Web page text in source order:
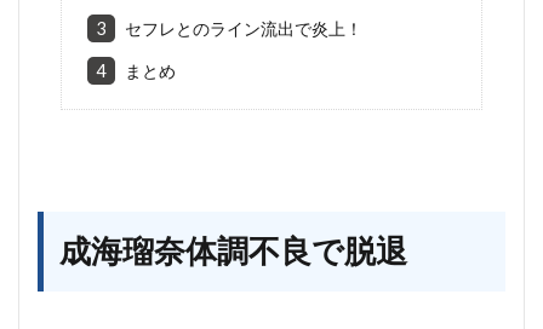
3
セフレとのライン流出で炎上！
4 まとめ
成海瑠奈体調不良で脱退